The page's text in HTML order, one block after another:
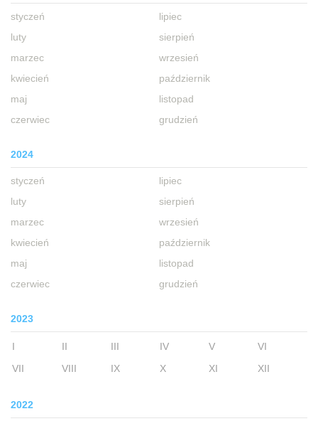
styczeń
luty
marzec
kwiecień
maj
czerwiec
lipiec
sierpień
wrzesień
październik
listopad
grudzień
2024
styczeń
luty
marzec
kwiecień
maj
czerwiec
lipiec
sierpień
wrzesień
październik
listopad
grudzień
2023
I II III IV V
VI
VII
VIII IX X XI XII
2022